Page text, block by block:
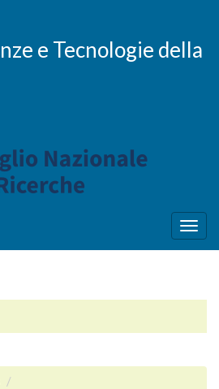
e Tecnologie della